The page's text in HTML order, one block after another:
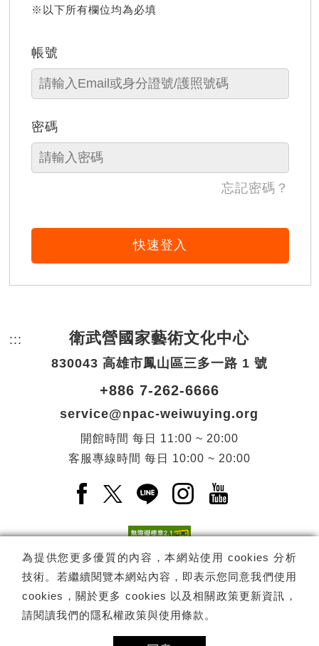
※以下所有欄位均為必填
帳號
密碼
忘記密碼？
快速登入
為提供您更多優質的內容，本網站使用 cookies 分析
技術。若繼續閱覽本網站內容，即表示您同意我們使用
cookies，關於更多 cookies 以及相關政策更新資訊，
請閱讀我們的隱私權政策與使用條款 。
::: 頁尾網站資訊。
衛武營國家藝術文化中心
830043 高雄市鳳山區三多一路 1 號
+886 7-262-6666
service@npac-weiwuying.org
開館時間 每日
11:00 ~ 20:00
客服專線時間 每日 10:00 ~ 20:00
Facebook(另開新視窗)
X(另開新視窗)
LINE(另開新視窗)
Instagram(另開新視
YouTube(另開
電子報訂閱 訂閱
Copyright © 國家表演藝術中心 -衛武營國家藝術文化中心